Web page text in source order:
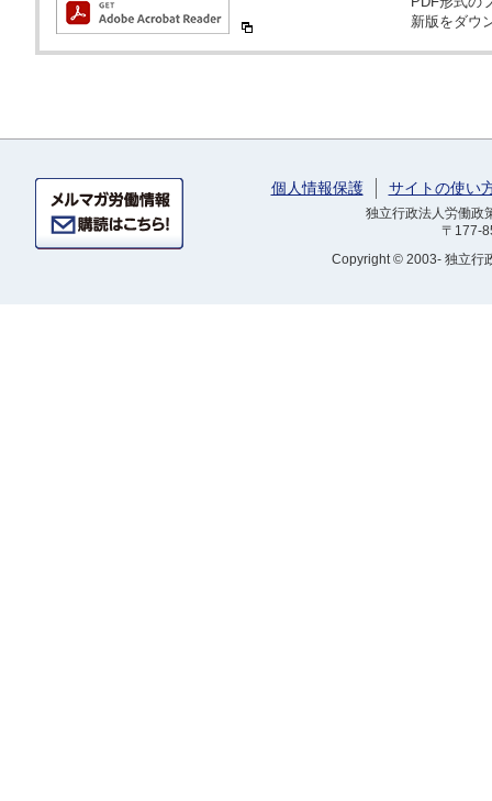
新版をダウ
個人情報保護 サイトの使い
独立行政法人労働
〒177-
Copyright© 2003- 独立行